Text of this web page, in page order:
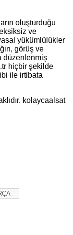
oluşturduğu
ve
yükümlülükler
görüş ve
düzenlenmiş
hiçbir şekilde
ile irtibata
kolaycaalsat